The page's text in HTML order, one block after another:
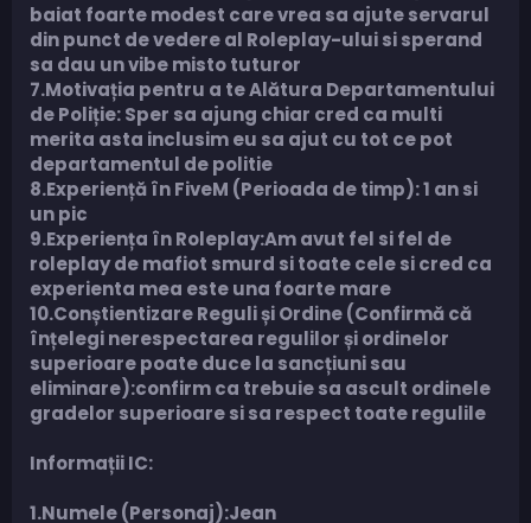
baiat foarte modest care vrea sa ajute servarul
din punct de vedere al Roleplay-ului si sperand
sa dau un vibe misto tuturor
7.Motivația pentru a te Alătura Departamentului
de Poliție: Sper sa ajung chiar cred ca multi
merita asta inclusim eu sa ajut cu tot ce pot
departamentul de politie
8.Experiență în FiveM (Perioada de timp): 1 an si
un pic
9.Experiența în Roleplay:Am avut fel si fel de
roleplay de mafiot smurd si toate cele si cred ca
experienta mea este una foarte mare
10.Conștientizare Reguli și Ordine (Confirmă că
înțelegi nerespectarea regulilor și ordinelor
superioare poate duce la sancțiuni sau
eliminare):confirm ca trebuie sa ascult ordinele
gradelor superioare si sa respect toate regulile
Informații IC:
1.Numele (Personaj):Jean